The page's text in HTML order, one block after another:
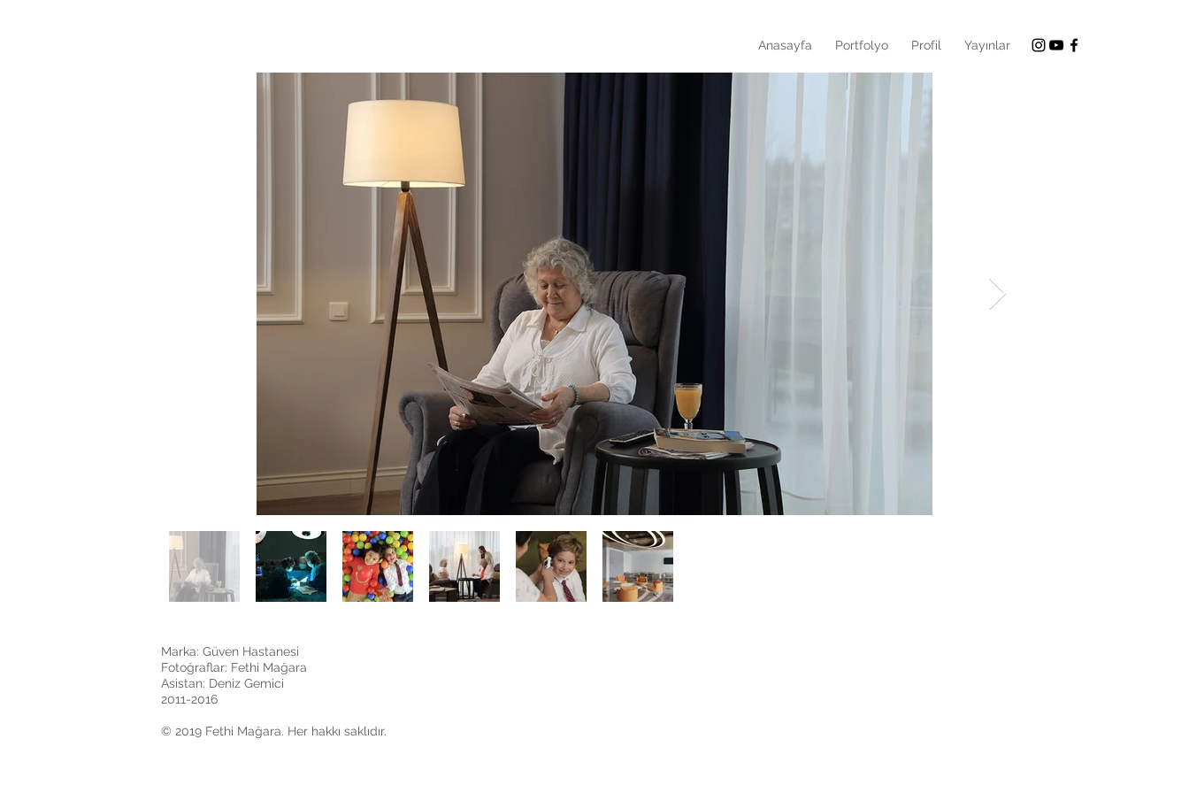
Anasayfa Portfolyo Profil Yayınlar
Marka: Güven Hastanesi
Fotoğraflar: Fethi Mağara
Asistan: Deniz Gemici
2011-2016
© 2019 Fethi Mağara. Her hakkı saklıdır.